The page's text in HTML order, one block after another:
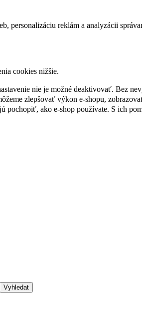
personalizáciu reklám a analyzácii
cookies nižšie.
nie je možné deaktivovať. Bez
zlepšovať výkon e-shopu,
pochopiť, ako e-shop používate. S ich
Vyhledat